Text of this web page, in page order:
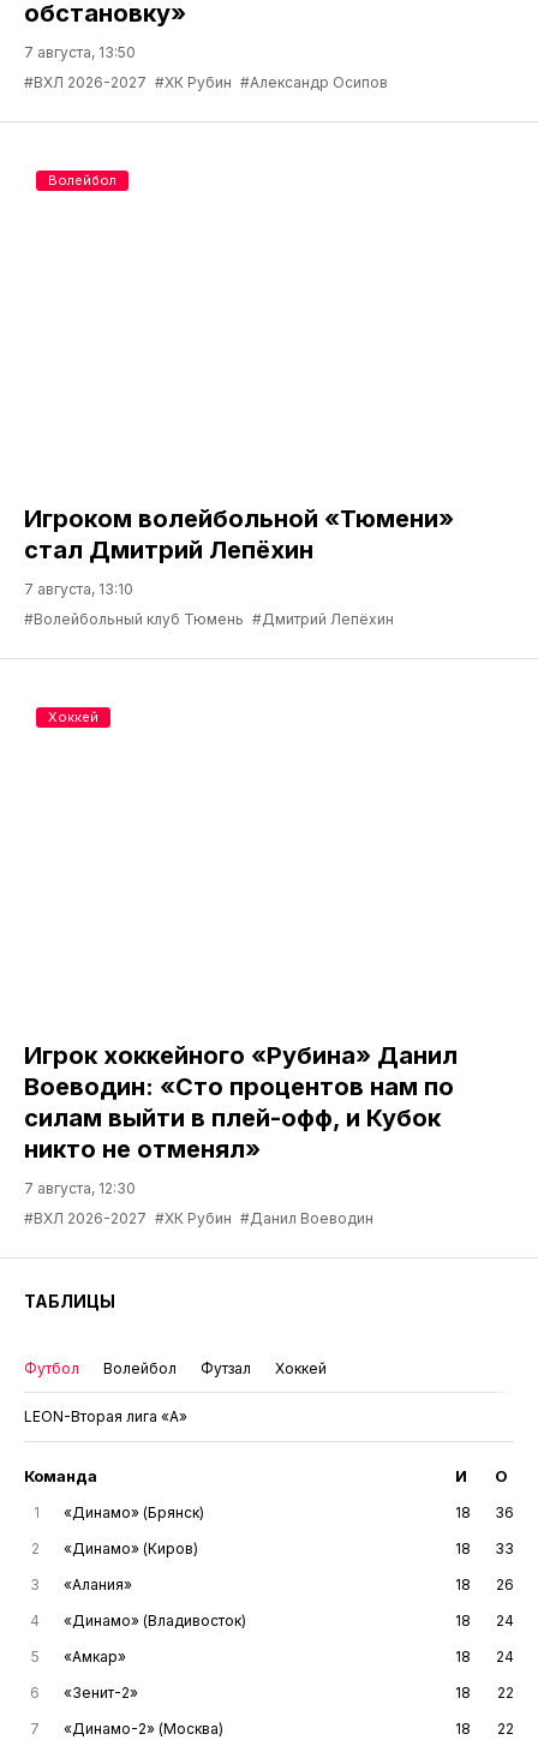
обстановку»
7 августа, 13:50
#ВХЛ 2026-2027 #ХК Рубин #Александр Осипов
Игроком волейбольной «Тюмени»
стал Дмитрий Лепёхин
7 августа, 13:10
#Волейбольный клуб Тюмень #Дмитрий Лепёхин
Волейбол
Игрок хоккейного «Рубина» Данил
Воеводин: «Сто процентов нам по
силам выйти в плей-офф, и Кубок
никто не отменял»
7 августа, 12:30
#ВХЛ 2026-2027 #ХК Рубин #Данил Воеводин
Хоккей
ТАБЛИЦЫ
Футбол Волейбол Футзал Хоккей
LEON-Вторая лига «А»
Команда И О
1 «Динамо» (Брянск) 18
36
2
«Динамо» (Киров) 18
33
3
«Алания» 18
26
4
«Динамо» (Владивосток) 18
24
5
«Амкар» 18
24
6
«Зенит-2» 18
22
7
«Динамо-2» (Москва) 18
22